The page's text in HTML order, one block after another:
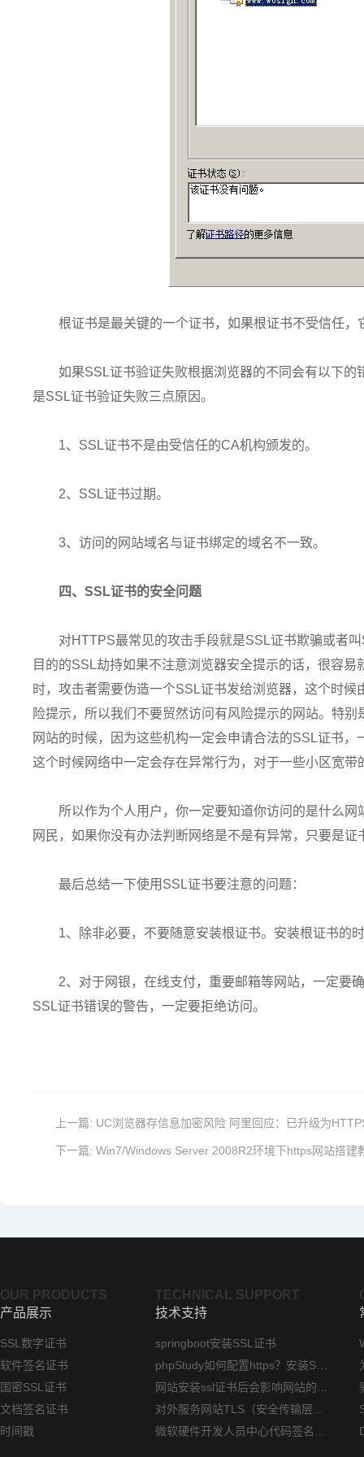
根证书是最关键的一个证书，如果根证书不受信任
如果SSL证书验证失败根据浏览器的不同会有以下
是SSL证书验证失败三点原因。
1、SSL证书不是由受信任的CA机构颁发的。
2、SSL证书过期。
3、访问的网站域名与证书绑定的域名不一致。
四、SSL证书的安全问题
对HTTPS最常见的攻击手段就是SSL证书欺骗或者
目的的SSL劫持如果不注意浏览器安全提示的话，很容
时，攻击者需要伪造一个SSL证书发给浏览器，这个时
险提示，所以我们不要贸然访问有风险提示的网站。特
网站的时候，因为这些机构一定会申请合法的SSL证书
这个时候网络中一定会存在异常行为，对于一些小区宽带
所以作为个人用户，你一定要知道你访问的是什么
网民，如果你没有办法判断网络是不是有异常，只要是
最后总结一下使用SSL证书要注意的问题：
1、除非必要，不要随意安装根证书。安装根证书的
2、对于网银，在线支付，重要邮箱等网站，一定要
SSL证书错误的警告，一定要拒绝访问。
上一篇: UC浏览器存信息加密风险 阿里回应：已升级为
下一篇: Win7/Windows Server 2008R2环境下https网站搭建
OUR PRODUCTS
产品展示
SSL数字证书
软件签名证书
国密SSL证书
文档签名证书
时间戳
TECHNICAL SUPPORT
技术支持
springboot安装SSL证书